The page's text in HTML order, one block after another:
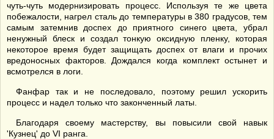
чуть-чуть модернизировать процесс. Используя те же цвета
побежалости, нагрел сталь до температуры в 380 градусов, тем
самым затемнив доспех до приятного синего цвета, убрал
ненужный блеск и создал тонкую оксидную пленку, которая
некоторое время будет защищать доспех от влаги и прочих
вредоносных факторов. Дождался когда комплект остынет и
всмотрелся в логи.
Фанфар так и не последовало, поэтому решил ускорить
процесс и надел только что законченный латы.
Благодаря своему мастерству, вы повысили свой навык
'Кузнец' до VI ранга.